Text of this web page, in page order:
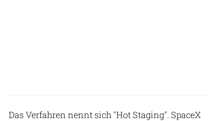
Das Verfahren nennt sich "Hot Staging". SpaceX